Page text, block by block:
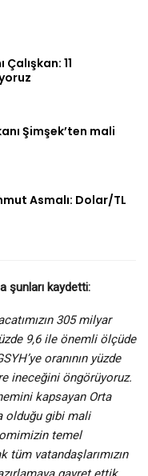
Çalışkan: 11
Şimşek’ten mali
Asmalı: Dolar/TL
şunları kaydetti:
305 milyar
9,6 ile önemli ölçüde
oranının yüzde
ineceğini öngörüyoruz.
kapsayan Orta
olduğu gibi mali
temel
vatandaşlarımızın